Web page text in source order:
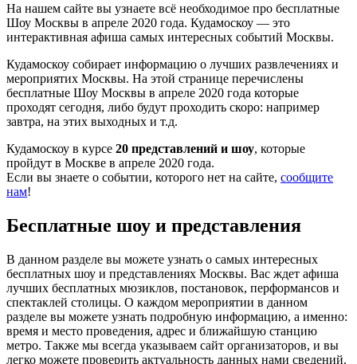
На нашем сайте вы узнаете всё необходимое про бесплатные
Шоу Москвы в апреле 2020 года. Кудамоскоу — это
интерактивная афиша самых интересных событий Москвы.
Кудамоскоу собирает информацию о лучших развлечениях и
мероприятих Москвы. На этой странице перечислены
бесплатные Шоу Москвы в апреле 2020 года которые
проходят сегодня, либо будут проходить скоро: например
завтра, на этих выходных и т.д.
Кудамоскоу в курсе 20 представлений и шоу, которые
пройдут в Москве в апреле 2020 года.
Если вы знаете о событии, которого нет на сайте, сообщите
нам!
Бесплатные шоу и представления
В данном разделе вы можете узнать о самых интересных
бесплатных шоу и представлениях Москвы. Вас ждет афиша
лучших бесплатных мюзиклов, постановок, перформансов и
спектаклей столицы. О каждом мероприятии в данном
разделе вы можете узнать подробную информацию, а именно:
время и место проведения, адрес и ближайшую станцию
метро. Также мы всегда указываем сайт организаторов, и вы
легко можете проверить актуальность данных нами сведений.